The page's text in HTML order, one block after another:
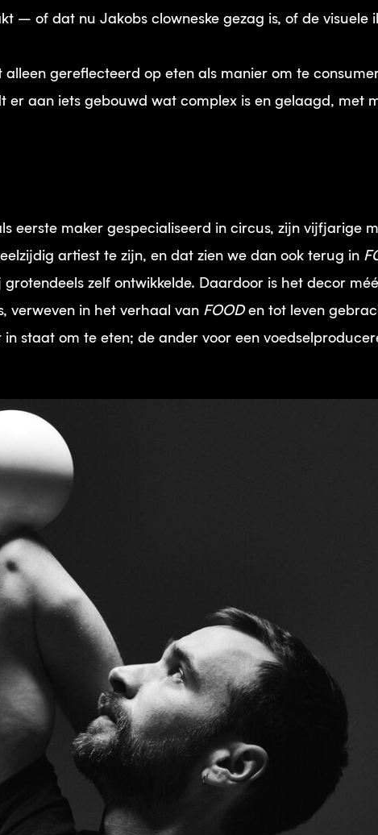
– of dat nu Jakobs clowneske gezag is, of de visuele
alleen gereflecteerd op eten als manier om te
er aan iets gebouwd wat complex is en gelaagd, met
eerste maker gespecialiseerd in circus, zijn vijfjarige
artiest te zijn, en dat zien we dan ook terug in
zelf ontwikkelde. Daardoor is het decor
verweven in het verhaal van FOODen tot leven
staat om te eten; de ander voor een